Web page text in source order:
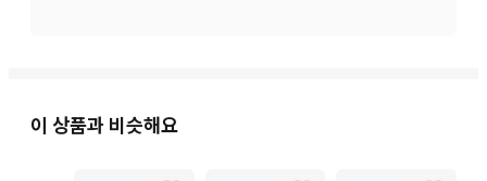
이 상품과 비슷해요